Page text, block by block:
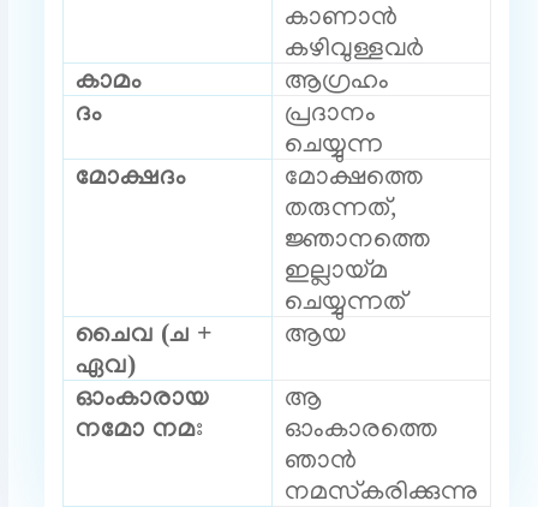
കാണാൻ
കഴിവുള്ളവർ
കാമം
ആഗ്രഹം
ദം
പ്രദാനം
ചെയ്യുന്ന
മോക്ഷദം
മോക്ഷത്തെ
തരുന്നത്,
ജ്ഞാനത്തെ
ഇല്ലായ്മ
ചെയ്യുന്നത്
ചൈവ (ച +
ഏവ)
ആയ
ഓംകാരായ
നമോ നമഃ
ആ
ഓംകാരത്തെ
ഞാൻ
നമസ്‌കരിക്കുന്നു